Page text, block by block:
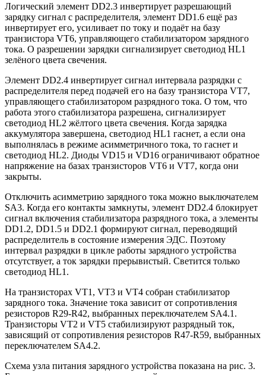
Логический элемент DD2.3 инвертирует разрешающий
зарядку сигнал с распределителя, элемент DD1.6 ещё раз
инвертирует его, усиливает по току и подаёт на базу
транзистора VT6, управляющего стабилизатором зарядного
тока. О разрешении зарядки сигнализирует светодиод HL1
зелёного цвета свечения.
Элемент DD2.4 инвертирует сигнал интервала разрядки с
распределителя перед подачей его на базу транзистора VT7,
управляющего стабилизатором разрядного тока. О том, что
работа этого стабилизатора разрешена, сигнализирует
светодиод HL2 жёлтого цвета свечения. Когда зарядка
аккумулятора завершена, светодиод HL1 гаснет, а если она
выполнялась в режиме асимметричного тока, то гаснет и
светодиод HL2. Диоды VD15 и VD16 ограничивают обратное
напряжение на базах транзисторов VT6 и VT7, когда они
закрыты.
Отключить асимметрию зарядного тока можно выключателем
SA3. Когда его контакты замкнуты, элемент DD2.4 блокирует
сигнал включения стабилизатора разрядного тока, а элементы
DD1.2, DD1.5 и DD2.1 формируют сигнал, переводящий
распределитель в состояние измерения ЭДС. Поэтому
интервал разрядки в цикле работы зарядного устройства
отсутствует, а ток зарядки прерывистый. Светится только
светодиод HL1.
На транзисторах VT1, VT3 и VT4 собран стабилизатор
зарядного тока. Значение тока зависит от сопротивления
резисторов R29-R42, выбранных переключателем SA4.1.
Транзисторы VT2 и VT5 стабилизируют разрядный ток,
зависящий от сопротивления резисторов R47-R59, выбранных
переключателем SA4.2.
Схема узла питания зарядного устройства показана на рис. 3.